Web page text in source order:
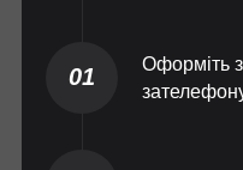
01
Оформіть